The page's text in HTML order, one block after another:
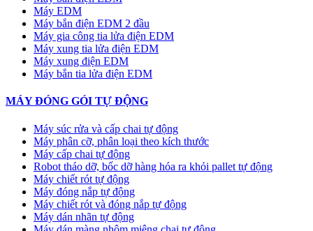
Máy EDM
Máy bắn điện EDM 2 đầu
Máy gia công tia lửa điện EDM
Máy xung tia lửa điện EDM
Máy xung điện EDM
Máy bắn tia lửa điện EDM
MÁY ĐÓNG GÓI TỰ ĐỘNG
Máy súc rửa và cấp chai tự động
Máy phân cỡ, phân loại theo kích thước
Máy cấp chai tự động
Robot tháo dỡ, bốc dỡ hàng hóa ra khỏi pallet tự động
Máy chiết rót tự động
Máy đóng nắp tự động
Máy chiết rót và đóng nắp tự động
Máy dán nhãn tự động